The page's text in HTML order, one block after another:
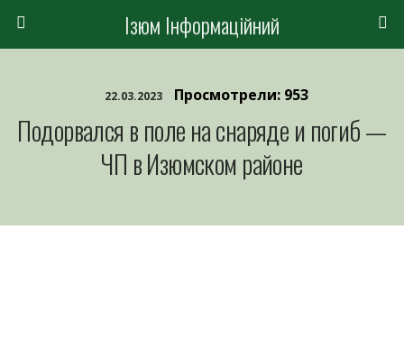
Ізюм Інформаційний
22.03.2023 Просмотрели: 953
Подорвался в поле на снаряде и погиб —
ЧП в Изюмском районе